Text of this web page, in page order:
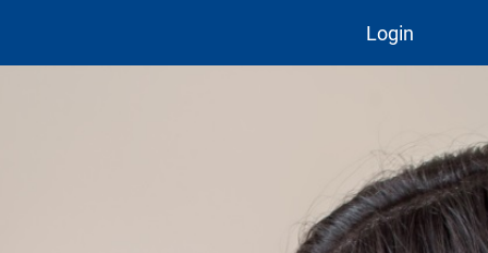
Login